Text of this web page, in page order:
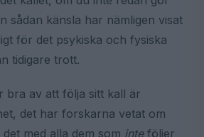
sådan känsla har nämligen visat
för det psykiska och fysiska
tidigare trott.
bra av att följa sitt kall är
det har forskarna vetat om
med alla dem som inteföljer